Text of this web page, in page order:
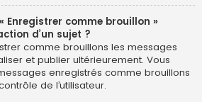
Enregistrer comme brouillon »
d’un sujet ?
comme brouillons les messages
et publier ultérieurement. Vous
enregistrés comme brouillons
de l’utilisateur.